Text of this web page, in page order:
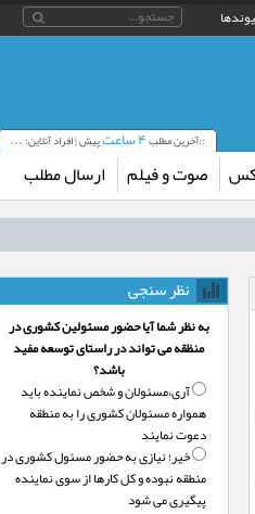
::آخرین مطلب۴ ساعت پیش | افراد آنلاین:...
صوت و فیلم ارسال مطلب
نظر سنجی
به نظر شما آیا حضور مسئولین کشوری در
منظقه می تواند در راستای توسعه مفید
باشد؟
آری،‌مسئولان و شخص نماینده باید
همواره مسئولان کشوری را به منطقه
دعوت نمایند
خیر؛‌ نیازی به حضور مسئول کشوری در
منطقه نبوده و کل کارها از سوی نماینده
پیگیری می شود